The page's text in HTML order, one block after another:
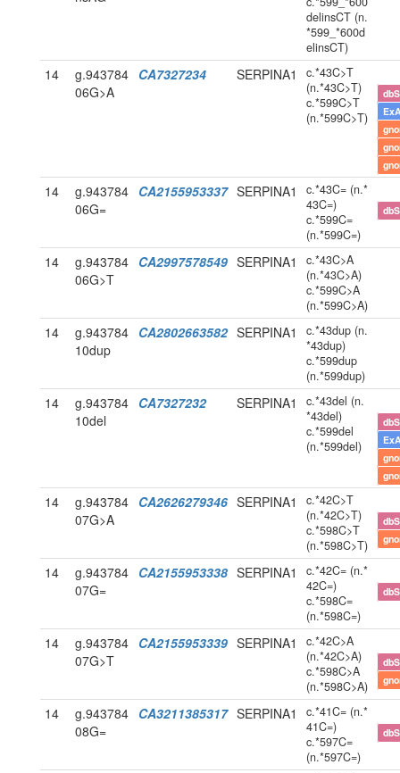
delinsCT (n.
*599_*600d
elinsCT)
14
g.943784
06G>A
CA7327234 SERPINA1
c.*43C>T
(n.*43C>T)
c.*599C>T
(n.*599C>T)
14
g.943784
06G=
CA2155953337 SERPINA1
c.*43C= (n.*
43C=)
c.*599C=
(n.*599C=)
14
g.943784
06G>T
CA2997578549 SERPINA1
c.*43C>A
(n.*43C>A)
c.*599C>A
(n.*599C>A)
14
g.943784
10dup
CA2802663582 SERPINA1
c.*43dup (n.
*43dup)
c.*599dup
(n.*599dup)
14
g.943784
10del
CA7327232 SERPINA1
c.*43del (n.
*43del)
c.*599del
(n.*599del)
14
g.943784
07G>A
CA2626279346 SERPINA1
c.*42C>T
(n.*42C>T)
c.*598C>T
(n.*598C>T)
14
g.943784
07G=
CA2155953338 SERPINA1
c.*42C= (n.*
42C=)
c.*598C=
(n.*598C=)
14
g.943784
07G>T
CA2155953339 SERPINA1
c.*42C>A
(n.*42C>A)
c.*598C>A
(n.*598C>A)
14
g.943784
08G=
CA3211385317 SERPINA1
c.*41C= (n.*
41C=)
c.*597C=
(n.*597C=)